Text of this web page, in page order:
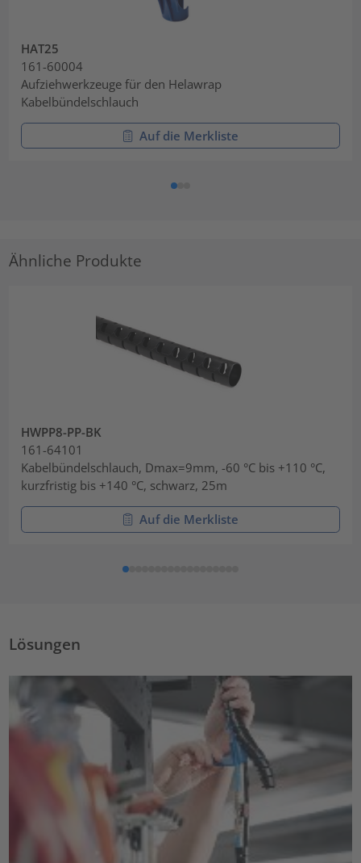
HAT25
161-60004
Aufziehwerkzeuge für den Helawrap
Kabelbündelschlauch
Auf die Merkliste
Ähnliche Produkte
HWPP8-PP-BK
161-64101
Kabelbündelschlauch, Dmax=9mm, -60 °C bis +110 °C,
kurzfristig bis +140 °C, schwarz, 25m
Auf die Merkliste
Lösungen